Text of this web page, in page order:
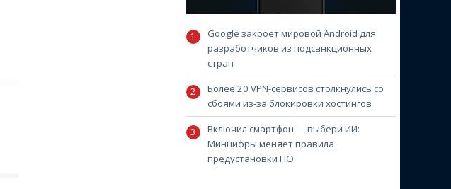
Google закроет мировой Android для
разработчиков из подсанкционных
стран
Более 20 VPN-сервисов столкнулись со
сбоями из-за блокировки хостингов
Включил смартфон — выбери ИИ:
Минцифры меняет правила
предустановки ПО